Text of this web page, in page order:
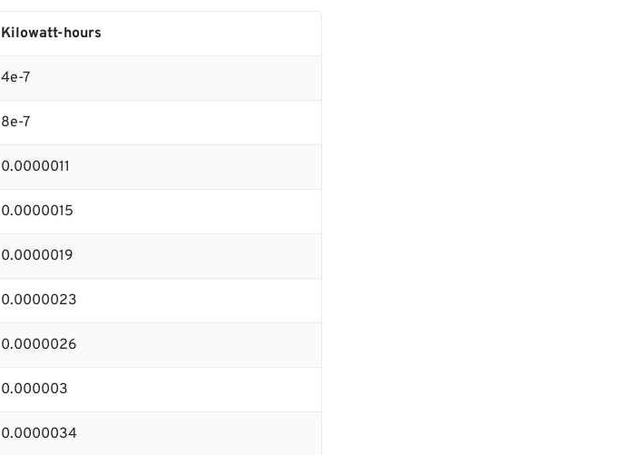
Kilowatt-hours
4e-7
8e-7
0.0000011
0.0000015
0.0000019
0.0000023
0.0000026
0.000003
0.0000034